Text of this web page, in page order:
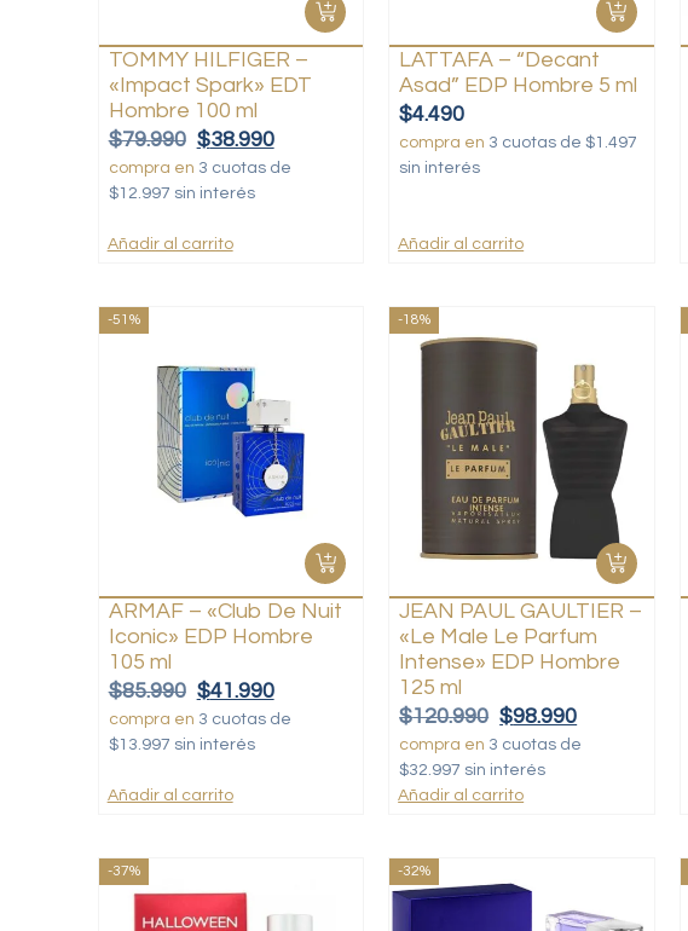
TOMMY HILFIGER –
«Impact Spark» EDT
Hombre 100 ml
$79.990 $38.990
compra en 3 cuotas de
$12.997 sin interés
Añadir al carrito
LATTAFA – “Decant
Asad” EDP Hombre 5 ml
$4.490
compra en 3 cuotas de $1.497
sin interés
Añadir al carrito
-51%
ARMAF – «Club De Nuit
Iconic» EDP Hombre
105 ml
$85.990 $41.990
compra en 3 cuotas de
$13.997 sin interés
Añadir al carrito
-18%
JEAN PAUL GAULTIER –
«Le Male Le Parfum
Intense» EDP Hombre
125 ml
$120.990 $98.990
compra en 3 cuotas de
$32.997 sin interés
Añadir al carrito
-37% -32%